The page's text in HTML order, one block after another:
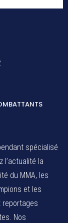
spécialisé
l’actualité la
du MMA, les
et les
reportages
Nos